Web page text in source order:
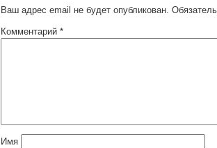
Ваш адрес email не будет опубликован.
Комментарий*
Имя